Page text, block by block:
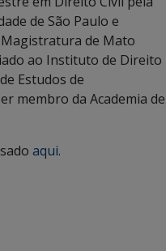
de São Paulo e
de Mato
ao Instituto de Direito
Estudos de
membro da Academia de
aqui.